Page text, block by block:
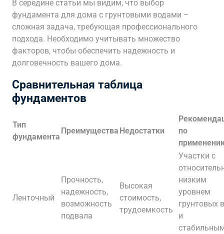
В середине статьи мы видим, что выбор
фундамента для дома с грунтовыми водами –
сложная задача, требующая профессионального
подхода. Необходимо учитывать множество
факторов, чтобы обеспечить надежность и
долговечность вашего дома.
Сравнительная таблица
фундаментов
Тип
фундамента
Преимущества Недостатки
по
Ленточный
Прочность,
надежность,
возможность
подвала
Высокая
стоимость,
трудоемкость
Участки с
низким
уровнем
грунтовых
и